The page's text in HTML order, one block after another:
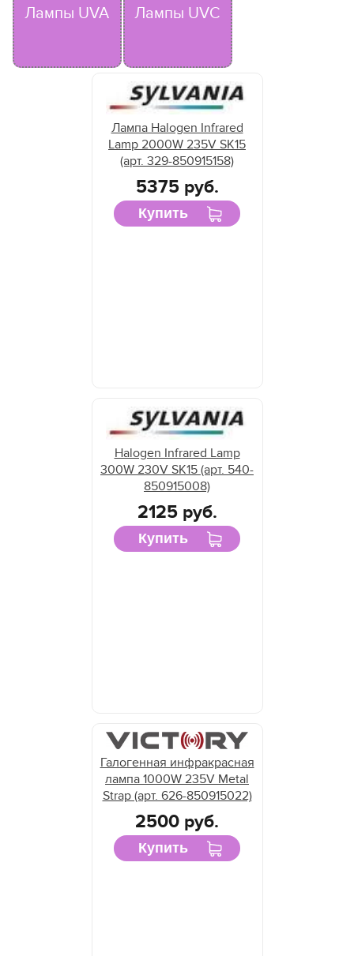
Лампы UVA Лампы UVC
Лампа Halogen Infrared
Lamp 2000W 235V SK15
(арт. 329-850915158)
5375 руб.
Купить
Halogen Infrared Lamp
300W 230V SK15 (арт. 540-
850915008)
2125 руб.
Купить
Галогенная инфракрасная
лампа 1000W 235V Metal
Strap (арт. 626-850915022)
2500 руб.
Купить